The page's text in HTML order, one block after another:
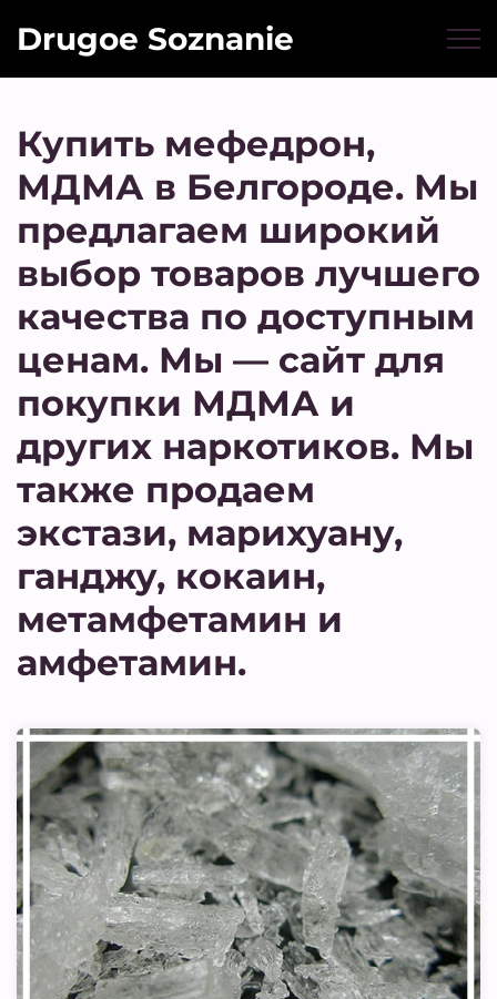
Drugoe Soznanie
Купить мефедрон,
МДМА в Белгороде. Мы
предлагаем широкий
выбор товаров лучшего
качества по доступным
ценам. Мы — сайт для
покупки МДМА и
других наркотиков. Мы
также продаем
экстази, марихуану,
ганджу, кокаин,
метамфетамин и
амфетамин.